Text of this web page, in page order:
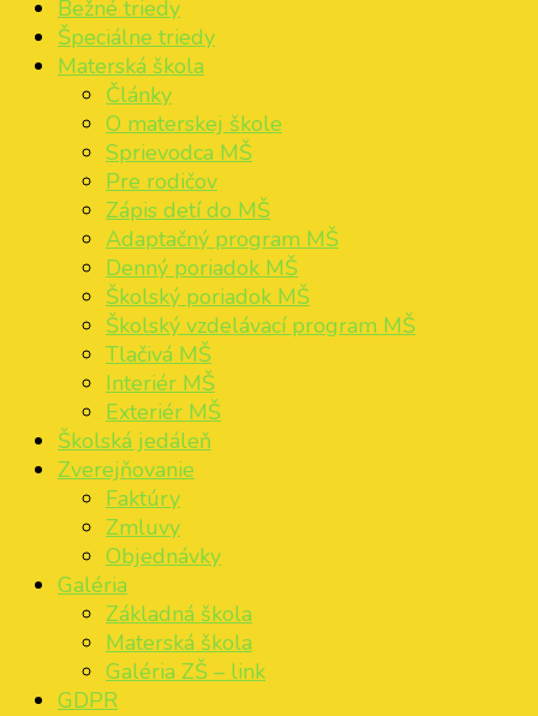
Bežné triedy
Špeciálne triedy
Materská škola
Články
O materskej škole
Sprievodca MŠ
Pre rodičov
Zápis detí do MŠ
Adaptačný program MŠ
Denný poriadok MŠ
Školský poriadok MŠ
Školský vzdelávací program MŠ
Tlačivá MŠ
Interiér MŠ
Exteriér MŠ
Školská jedáleň
Zverejňovanie
Faktúry
Zmluvy
Objednávky
Galéria
Základná škola
Materská škola
Galéria ZŠ – link
GDPR